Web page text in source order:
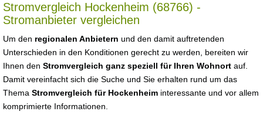
Stromvergleich Hockenheim (68766) -
Stromanbieter vergleichen
Um den regionalen Anbietern und den damit auftretenden
Unterschieden in den Konditionen gerecht zu werden, bereiten wir
Ihnen den Stromvergleich ganz speziell für Ihren Wohnort auf.
Damit vereinfacht sich die Suche und Sie erhalten rund um das
Thema Stromvergleich für Hockenheim interessante und vor allem
komprimierte Informationen.